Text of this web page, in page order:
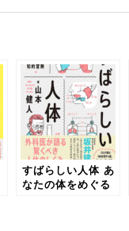
すばらしい人体 あ
なたの体をめぐる